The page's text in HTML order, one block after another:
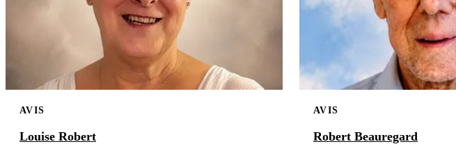
AVIS
Louise Robert
AVIS
Robert Beauregard